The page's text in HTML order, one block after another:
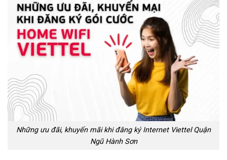
Những ưu đãi, khuyến mãi khi đăng ký Internet Viettel Quận
Ngũ Hành Sơn